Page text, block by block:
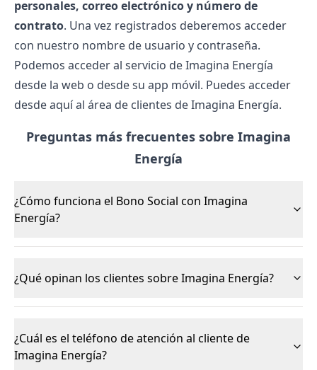
personales, correo electrónico y número de
contrato. Una vez registrados deberemos acceder
con nuestro nombre de usuario y contraseña.
Podemos acceder al servicio de Imagina Energía
desde la web o desde su app móvil. Puedes acceder
desdeaquíal área de clientes de Imagina Energía.
Preguntas más frecuentes sobre Imagina
Energía
¿Cómo funciona el Bono Social con Imagina
Energía?
¿Qué opinan los clientes sobre Imagina Energía?
¿Cuál es el teléfono de atención al cliente de
Imagina Energía?